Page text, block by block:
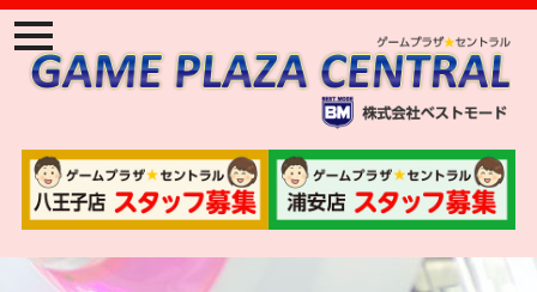
ナ
ビ
ゲ
ー
ン
メ
ニ
ュ